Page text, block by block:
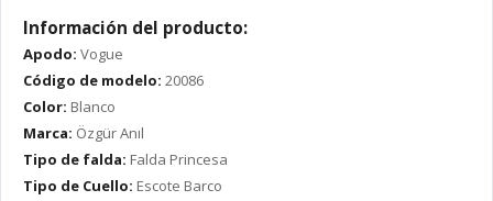
Información del producto:
Apodo: Vogue
Código de modelo: 20086
Color: Blanco
Marca: Özgür Anıl
Tipo de falda: Falda Princesa
Tipo de Cuello: Escote Barco